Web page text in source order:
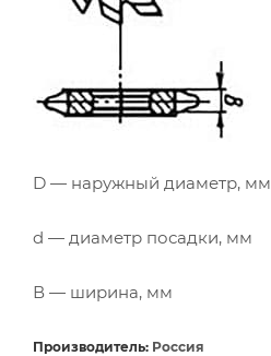
D — наружный диаметр, мм
d — диаметр посадки, мм
В — ширина, мм
Производитель: Россия